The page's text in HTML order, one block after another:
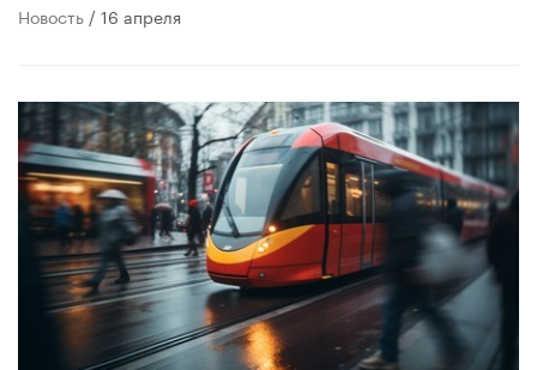
Новость / 16 апреля